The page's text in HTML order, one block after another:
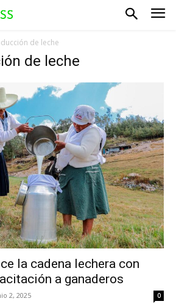
de leche
de leche
la cadena lechera con
a ganaderos
2, 2025 0